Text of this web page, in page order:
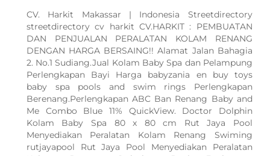
CV. Harkit Makassar | Indonesia Streetdirectory
streetdirectory cv harkit CV.HARKIT : PEMBUATAN
DAN PENJUALAN PERALATAN KOLAM RENANG
DENGAN HARGA BERSAING!! Alamat Jalan Bahagia
2. No.1 Sudiang.Jual Kolam Baby Spa dan Pelampung
Perlengkapan Bayi Harga babyzania en buy toys
baby spa pools and swim rings Perlengkapan
Berenang.Perlengkapan ABC Ban Renang Baby and
Me Combo Blue 11% QuickView. Doctor Dolphin
Kolam Baby Spa 80 x 80 cm Rut Jaya Pool
Menyediakan Peralatan Kolam Renang Swiming
rutjayapool Rut Jaya Pool Menyediakan Peralatan